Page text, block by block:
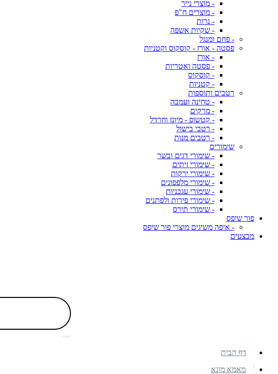
- מוצרי נייר
- מוצרים ח"פ
- נרות
- שקיות אשפה
- פחם ומנגל
פסטה - אורז - קוסקוס וקטניות
- אורז
- פסטה ואטריות
- קוסקוס
- קטניות
רטבים ותוספות
- טחינה ועמבה
- מרקים
- קטשופ - מיונז וחרדל
- רטבי בישול
- רטבים מנות
שימורים
- שימורי דגים ובשר
- שימורי זיתים
- שימורי ירקות
- שימורי מלפפונים
- שימורי עגבניות
- שימורי פירות ולפתנים
- שימורי תירס
פור שיפס
- איפה משיגים מוצרי פור שיפס
מבצעים
דף הבית
מאמא מונא